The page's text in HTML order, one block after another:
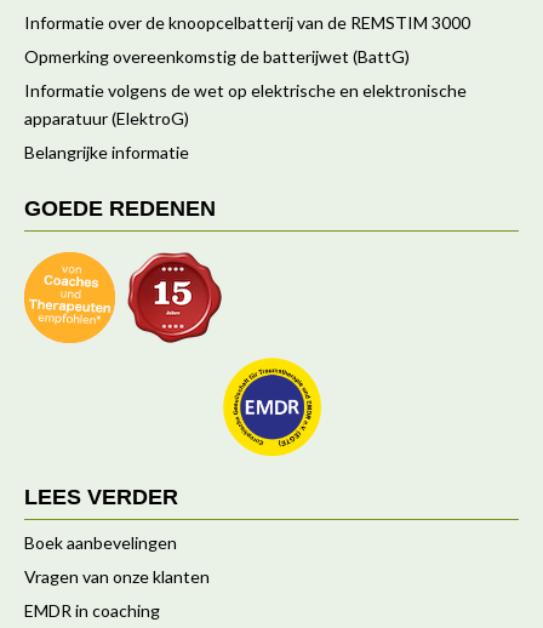
Informatie over de knoopcelbatterij van de REMSTIM 3000
Opmerking overeenkomstig de batterijwet (BattG)
Informatie volgens de wet op elektrische en elektronische
apparatuur (ElektroG)
Belangrijke informatie
GOEDE REDENEN
LEES VERDER
Boek aanbevelingen
Vragen van onze klanten
EMDR in coaching